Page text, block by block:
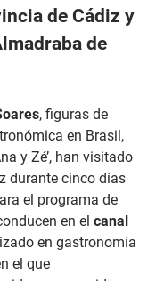
de Cádiz y
de
, figuras de
en Brasil,
y Zé’, han visitado
durante cinco días
el programa de
en el canal
en gastronomía
el que